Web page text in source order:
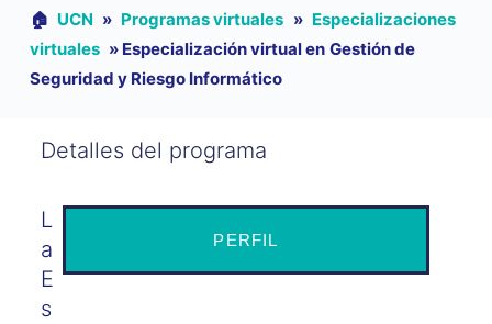
🏠︎ UCN » Programas virtuales » Especializaciones
virtuales » Especialización virtual en Gestión de
Seguridad y Riesgo Informático
Detalles del programa
PERFIL
L
a
E
s